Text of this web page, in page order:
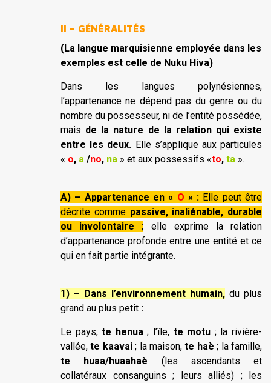
II – GÉNÉRALITÉS
(La langue marquisienne employée dans les
exemples est celle de Nuku Hiva)
Dans les langues polynésiennes,
l’appartenance ne dépend pas du genre ou du
nombre du possesseur, ni de l’entité possédée,
mais de la nature de la relation qui existe
entre les deux. Elle s’applique aux particules
« o, a /no, na » et aux possessifs «to, ta ».
A) – Appartenance en « O » : Elle peut être
décrite comme passive, inaliénable, durable
ou involontaire; elle exprime la relation
d’appartenance profonde entre une entité et ce
qui en fait partie intégrante.
1) – Dans l’environnement humain, du plus
grand au plus petit :
Le pays,te henua; l’île, te motu ; la rivière-
vallée,te kaavai; la maison,te haè ; la famille,
te huaa/huaahaè (les ascendants et
collatéraux consanguins ; leurs alliés) ; les